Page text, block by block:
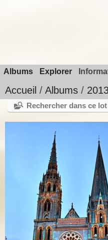
Albums Explorer
Accueil / Albums /
Rechercher dans ce lot